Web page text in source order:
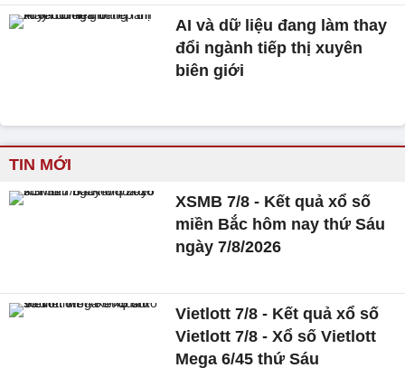
AI và dữ liệu đang làm thay
đổi ngành tiếp thị xuyên
biên giới
TIN MỚI
XSMB 7/8 - Kết quả xổ số
miền Bắc hôm nay thứ Sáu
ngày 7/8/2026
Vietlott 7/8 - Kết quả xổ số
Vietlott 7/8 - Xổ số Vietlott
Mega 6/45 thứ Sáu